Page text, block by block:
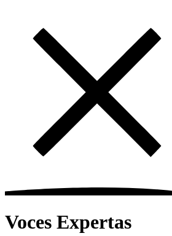
Voces Expertas